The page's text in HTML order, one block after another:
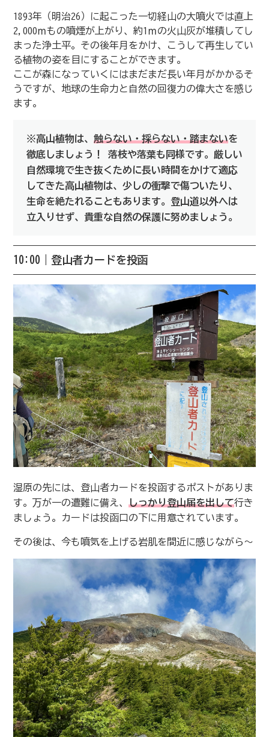
1893年（明治26）に起こった一切経山の大噴火では直上
2,000ｍもの噴煙が上がり、約1ｍの火山灰が堆積してし
まった浄土平。その後年月をかけ、こうして再生してい
る植物の姿を目にすることができます。
ここが森になっていくにはまだまだ長い年月がかかるそ
うですが、地球の生命力と自然の回復力の偉大さを感じ
ます。
※高山植物は、 触らない・採らない・踏まないを
徹底しましょう！ 落枝や落葉も同様です。厳しい
自然環境で生き抜くために長い時間をかけて適応
してきた高山植物は、少しの衝撃で傷ついたり、
生命を絶たれることもあります。登山道以外へは
立入りせず、貴重な自然の保護に努めましょう。
10:00｜登山者カードを投函
湿原の先には、登山者カードを投函するポストがありま
す。万が一の遭難に備え、 しっかり登山届を出して行き
ましょう。カードは投函口の下に用意されています。
その後は、今も噴気を上げる岩肌を間近に感じながら〜